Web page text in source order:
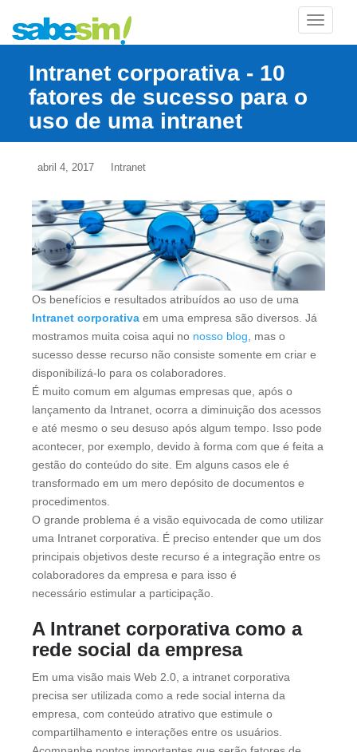
Intranet corporativa - 10
fatores de sucesso para o
uso de uma intranet
abril 4, 2017 Intranet
Os benefícios e resultados atribuídos ao uso de uma
Intranet corporativa em uma empresa são diversos. Já
mostramos muita coisa aqui no nosso blog , mas o
sucesso desse recurso não consiste somente em criar e
disponibilizá-lo para os colaboradores.
É muito comum em algumas empresas que, após o
lançamento da Intranet, ocorra a diminuição dos acessos
e até mesmo o seu desuso após algum tempo. Isso pode
acontecer, por exemplo, devido à forma com que é feita a
gestão do conteúdo do site. Em alguns casos ele é
transformado em um mero depósito de documentos e
procedimentos.
O grande problema é a visão equivocada de como utilizar
uma Intranet corporativa. É preciso entender que um dos
principais objetivos deste recurso é a integração entre os
colaboradores da empresa e para isso é
necessário estimular a participação.
A Intranet corporativa como a
rede social da empresa
Em uma visão mais Web 2.0, a intranet corporativa
precisa ser utilizada como a rede social interna da
empresa, com conteúdo atrativo que estimule o
compartilhamento e interações entre os usuários.